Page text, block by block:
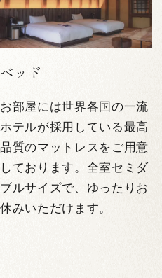
ベッド
お部屋には世界各国の一流
ホテルが採用している最高
品質のマットレスをご用意
しております。全室セミダ
ブルサイズで、ゆったりお
休みいただけます。